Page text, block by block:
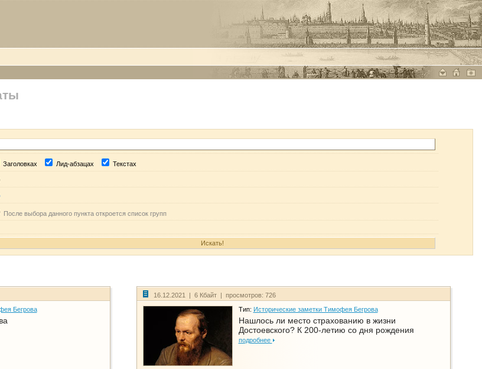
Заголовках Лид-абзацах Текстах
После выбора данного пункта откроется список групп
Бегрова
16.12.2021 | 6 Кбайт | просмотров: 726
Тип: Исторические заметки Тимофея Бегрова
Нашлось ли место страхованию в жизни
Достоевского? К 200-летию со дня рождения
подробнее